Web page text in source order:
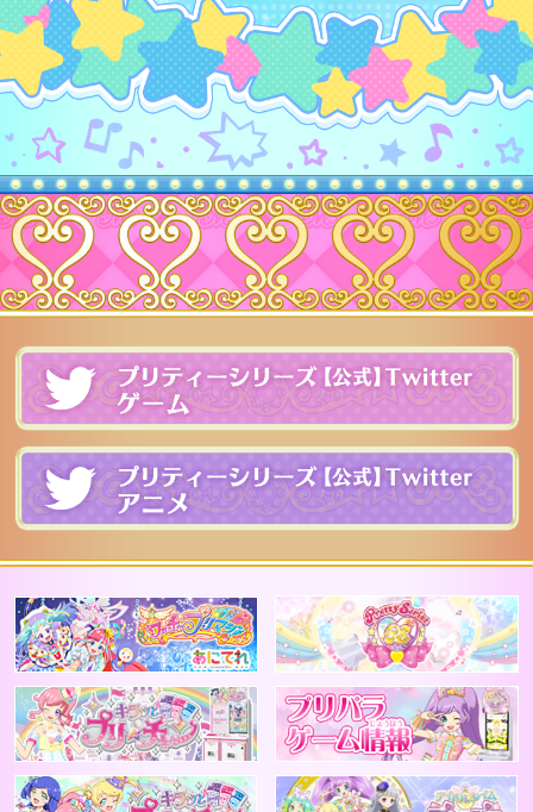
アニメ公式 ワッチャプリマジ！
キラッとプリチャン
アニメプリチャン
レアリティ
ワッチャ
ブランド
テイスト